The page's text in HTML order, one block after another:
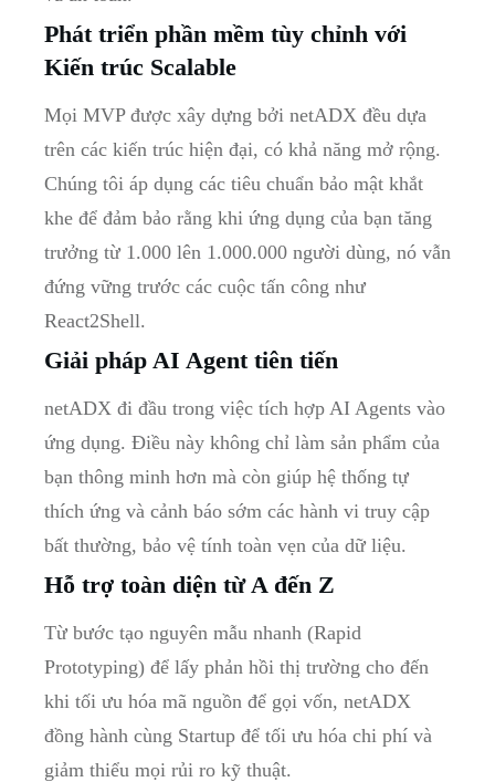
Phát triển phần mềm tùy chỉnh với
Kiến trúc Scalable
Mọi MVP được xây dựng bởi netADX đều dựa
trên các kiến trúc hiện đại, có khả năng mở rộng.
Chúng tôi áp dụng các tiêu chuẩn bảo mật khắt
khe để đảm bảo rằng khi ứng dụng của bạn tăng
trưởng từ 1.000 lên 1.000.000 người dùng, nó vẫn
đứng vững trước các cuộc tấn công như
React2Shell.
Giải pháp AI Agent tiên tiến
netADX đi đầu trong việc tích hợp AI Agents vào
ứng dụng. Điều này không chỉ làm sản phẩm của
bạn thông minh hơn mà còn giúp hệ thống tự
thích ứng và cảnh báo sớm các hành vi truy cập
bất thường, bảo vệ tính toàn vẹn của dữ liệu.
Hỗ trợ toàn diện từ A đến Z
Từ bước tạo nguyên mẫu nhanh (Rapid
Prototyping) để lấy phản hồi thị trường cho đến
khi tối ưu hóa mã nguồn để gọi vốn, netADX
đồng hành cùng Startup để tối ưu hóa chi phí và
giảm thiểu mọi rủi ro kỹ thuật.